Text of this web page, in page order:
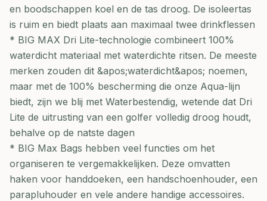
en boodschappen koel en de tas droog. De isoleertas
is ruim en biedt plaats aan maximaal twee drinkflessen
* BIG MAX Dri Lite-technologie combineert 100%
waterdicht materiaal met waterdichte ritsen. De meeste
merken zouden dit &apos;waterdicht&apos; noemen,
maar met de 100% bescherming die onze Aqua-lijn
biedt, zijn we blij met Waterbestendig, wetende dat Dri
Lite de uitrusting van een golfer volledig droog houdt,
behalve op de natste dagen
* BIG Max Bags hebben veel functies om het
organiseren te vergemakkelijken. Deze omvatten
haken voor handdoeken, een handschoenhouder, een
parapluhouder en vele andere handige accessoires.